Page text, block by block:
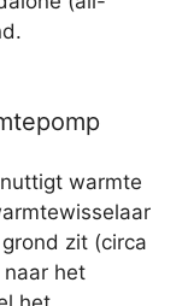
warmte
zit (circa
naar het